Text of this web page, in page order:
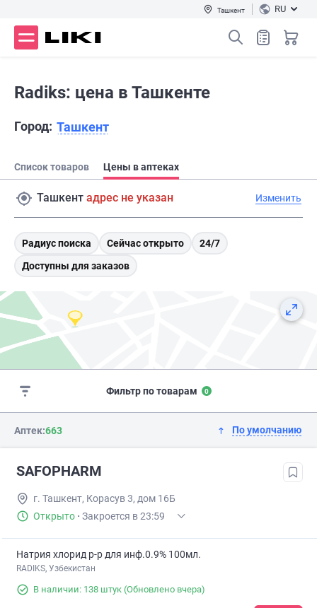
Ташкент RU
Radiks: цена в Ташкенте
Город: Ташкент
Список товаров Цены в аптеках
Ташкент адрес не указан Изменить
Радиус поиска Сейчас открыто
24/7
Доступны для заказов
Фильтр по товарам 0
Аптек:663 По умолчанию
SAFOPHARM
г. Ташкент, Корасув 3, дом 16Б
Открыто · Закроется в 23:59
Натрия хлорид р-р для инф.0.9% 100мл.
RADIKS, Узбекистан
В наличии: 138 штук (Обновлено вчера)